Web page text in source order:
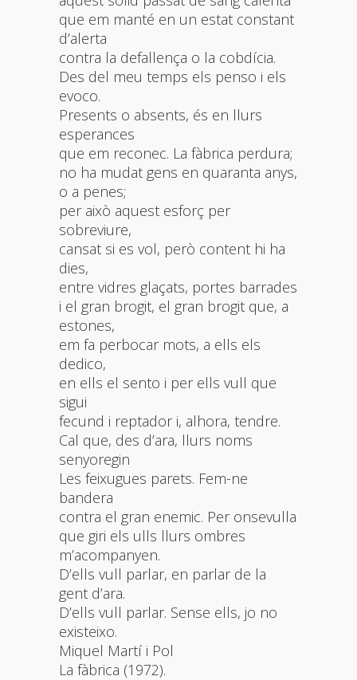
que em manté en un estat constant
d’alerta
contra la defallença o la cobdícia.
Des del meu temps els penso i els
evoco.
Presents o absents, és en llurs
esperances
que em reconec. La fàbrica perdura;
no ha mudat gens en quaranta anys,
o a penes;
per això aquest esforç per
sobreviure,
cansat si es vol, però content hi ha
dies,
entre vidres glaçats, portes barrades
i el gran brogit, el gran brogit que, a
estones,
em fa perbocar mots, a ells els
dedico,
en ells el sento i per ells vull que
sigui
fecund i reptador i, alhora, tendre.
Cal que, des d’ara, llurs noms
senyoregin
Les feixugues parets. Fem-ne
bandera
contra el gran enemic. Per onsevulla
que giri els ulls llurs ombres
m’acompanyen.
D’ells vull parlar, en parlar de la
gent d’ara.
D’ells vull parlar. Sense ells, jo no
existeixo.
Miquel Martí i Pol
La fàbrica (1972).